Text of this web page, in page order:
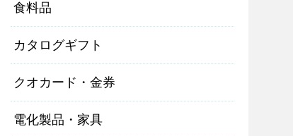
食料品
カタログギフト
クオカード・金券
電化製品・家具